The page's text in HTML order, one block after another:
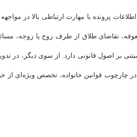
پرونده با مهارت ارتباطی بالا در مواجهه
تقاضای طلاق از طرف زوج یا زوجه،
بر اصول قانونی دارد. از سوی دیگر، در
چارچوب قوانین خانواده، تخصص ویژه‌ای از